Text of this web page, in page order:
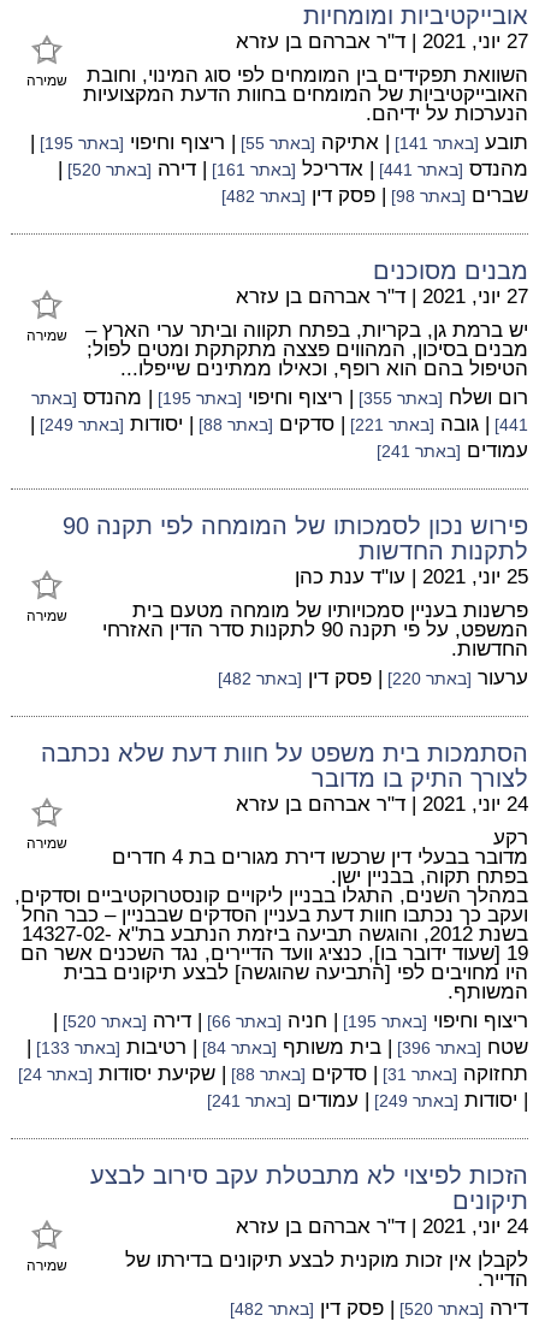
אובייקטיביות ומומחיות
שמירה
27 יוני, 2021 | ד"ר אברהם בן עזרא
השוואת תפקידים בין המומחים לפי סוג המינוי, וחובת
האובייקטיביות של המומחים בחוות הדעת המקצועיות
הנערכות על ידיהם.
תובע [באתר 141] | אתיקה [באתר 55] | ריצוף וחיפוי [באתר 195]
|
מהנדס [באתר 441] | אדריכל [באתר 161] | דירה [באתר 520]
|
שברים [באתר 98] | פסק דין [באתר 482]
מבנים מסוכנים
שמירה
27 יוני, 2021 | ד"ר אברהם בן עזרא
יש ברמת גן, בקריות, בפתח תקווה וביתר ערי הארץ –
מבנים בסיכון, המהווים פצצה מתקתקת ומטים לפול;
הטיפול בהם הוא רופף, וכאילו ממתינים שייפלו...
רום ושלח [באתר 355] | ריצוף וחיפוי [באתר 195] | מהנדס [באתר
441]
| גובה [באתר 221] | סדקים [באתר 88] | יסודות [באתר 249]
|
עמודים [באתר 241]
פירוש נכון לסמכותו של המומחה לפי תקנה 90
לתקנות החדשות
שמירה
25 יוני, 2021 | עו"ד ענת כהן
פרשנות בעניין סמכויותיו של מומחה מטעם בית
המשפט, על פי תקנה 90 לתקנות סדר הדין האזרחי
החדשות.
ערעור [באתר 220] | פסק דין [באתר 482]
הסתמכות בית משפט על חוות דעת שלא נכתבה
לצורך התיק בו מדובר
שמירה
24 יוני, 2021 | ד"ר אברהם בן עזרא
רקע
מדובר בבעלי דין שרכשו דירת מגורים בת 4 חדרים
בפתח תקוה, בבניין ישן.
במהלך השנים, התגלו בבניין ליקויים קונסטרוקטיביים וסדקים,
ועקב כך נכתבו חוות דעת בעניין הסדקים שבבניין – כבר החל
בשנת 2012, והוגשה תביעה ביזמת הנתבע בת"א 14327-02-
19 [שעוד ידובר בו], כנציג וועד הדיירים, נגד השכנים אשר הם
היו מחויבים לפי [התביעה שהוגשה] לבצע תיקונים בבית
המשותף.
ריצוף וחיפוי [באתר 195] | חניה [באתר 66] | דירה [באתר 520]
|
שטח [באתר 396] | בית משותף [באתר 84] | רטיבות [באתר 133]
|
תחזוקה [באתר 31] | סדקים [באתר 88] | שקיעת יסודות [באתר 24]
| יסודות [באתר 249] | עמודים [באתר 241]
הזכות לפיצוי לא מתבטלת עקב סירוב לבצע
תיקונים
שמירה
24 יוני, 2021 | ד"ר אברהם בן עזרא
לקבלן אין זכות מוקנית לבצע תיקונים בדירתו של
הדייר.
דירה [באתר 520] | פסק דין [באתר 482]